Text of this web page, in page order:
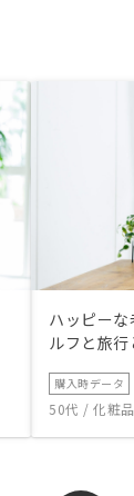
ハッピー
ルフと旅
購入時データ
50代 / 化粧